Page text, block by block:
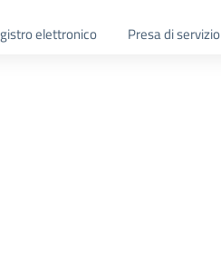
elettronico Presa di servizio